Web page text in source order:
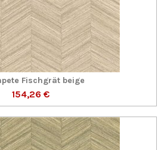
Fischgrät beige
154,26 €